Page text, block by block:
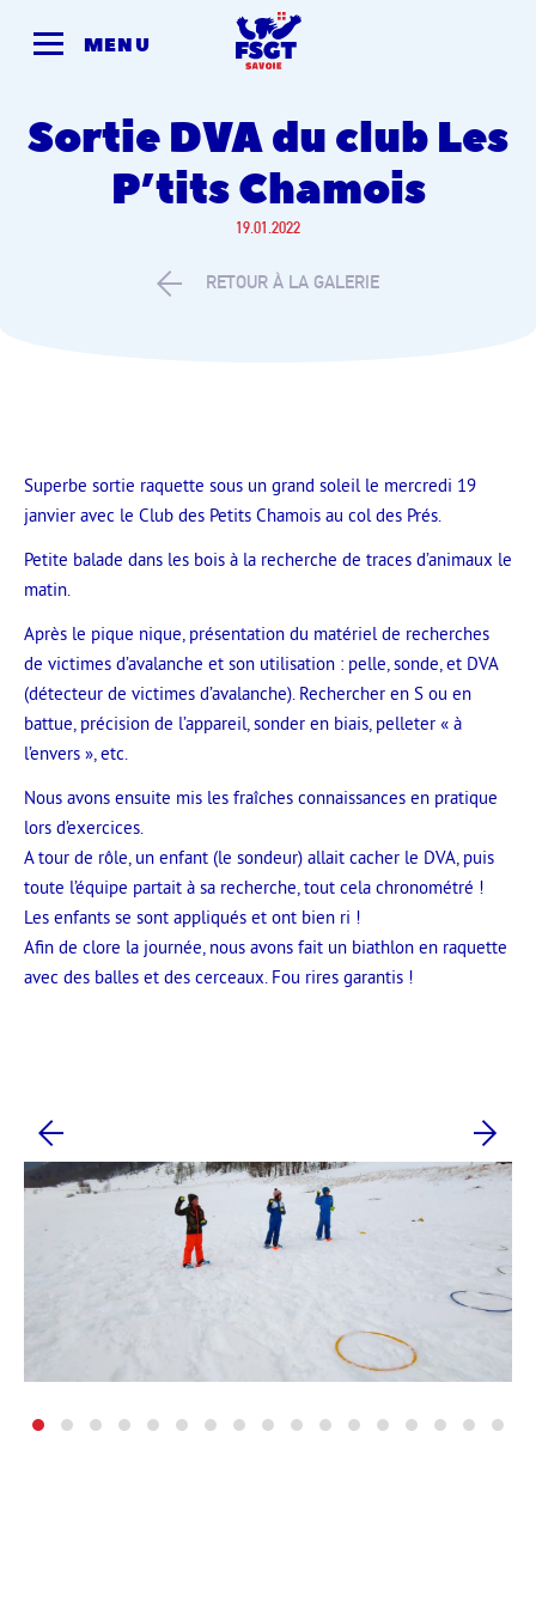
MENU
Sortie DVA du club Les
P’tits Chamois
19.01.2022
RETOUR À LA GALERIE
Superbe sortie raquette sous un grand soleil le mercredi 19
janvier avec le Club des Petits Chamois au col des Prés.
Petite balade dans les bois à la recherche de traces d’animaux le
matin.
Après le pique nique, présentation du matériel de recherches
de victimes d’avalanche et son utilisation : pelle, sonde, et DVA
(détecteur de victimes d’avalanche). Rechercher en S ou en
battue, précision de l’appareil, sonder en biais, pelleter « à
l’envers », etc.
Nous avons ensuite mis les fraîches connaissances en pratique
lors d’exercices.
A tour de rôle, un enfant (le sondeur) allait cacher le DVA, puis
toute l’équipe partait à sa recherche, tout cela chronométré !
Les enfants se sont appliqués et ont bien ri !
Afin de clore la journée, nous avons fait un biathlon en raquette
avec des balles et des cerceaux. Fou rires garantis !